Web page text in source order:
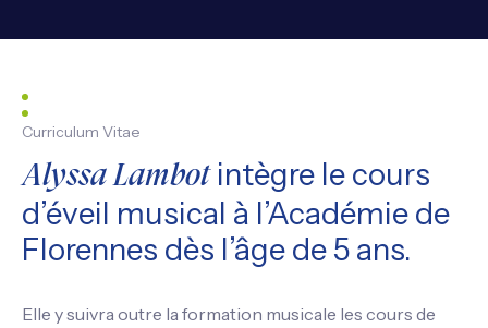
Curriculum Vitae
Alyssa Lambotintègre le cours
d’éveil musical à l’Académie de
Florennes dès l’âge de 5 ans.
Elle y suivra outre la formation musicale les cours de